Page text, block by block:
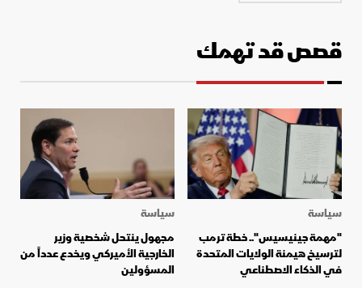
قصص قد تهمك
سياسة
"مهمة جينيسيس".. خطة ترمب
لترسيخ هيمنة الولايات المتحدة
في الذكاء الاصطناعي
سياسة
مجهول ينتحل شخصية وزير
الخارجية الأميركي ويخدع عدداً من
المسؤولين